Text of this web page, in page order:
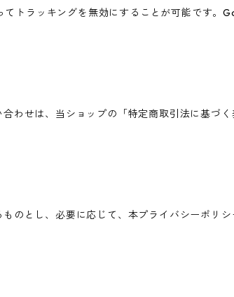
トラッキングを無効にすることが可能です。
わせは、当ショップの「特定商取引法に基づ
とし、必要に応じて、本プライバシーポリシ